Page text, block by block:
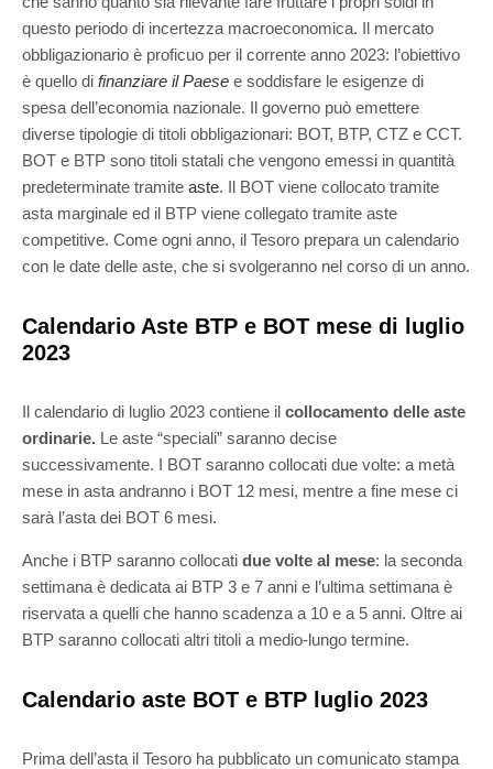
questo periodo di incertezza macroeconomica. Il mercato
obbligazionario è proficuo per il corrente anno 2023: l’obiettivo
è quello di finanziare il Paese e soddisfare le esigenze di
spesa dell’economia nazionale. Il governo può emettere
diverse tipologie di titoli obbligazionari: BOT, BTP, CTZ e CCT.
BOT e BTP sono titoli statali che vengono emessi in quantità
predeterminate tramite aste. Il BOT viene collocato tramite
asta marginale ed il BTP viene collegato tramite aste
competitive. Come ogni anno, il Tesoro prepara un calendario
con le date delle aste, che si svolgeranno nel corso di un anno.
Calendario Aste BTP e BOT mese di luglio
2023
Il calendario di luglio 2023 contiene il collocamento delle aste
ordinarie. Le aste “speciali” saranno decise
successivamente. I BOT saranno collocati due volte: a metà
mese in asta andranno i BOT 12 mesi, mentre a fine mese ci
sarà l’asta dei BOT 6 mesi.
Anche i BTP saranno collocati due volte al mese: la seconda
settimana è dedicata ai BTP 3 e 7 anni e l’ultima settimana è
riservata a quelli che hanno scadenza a 10 e a 5 anni. Oltre ai
BTP saranno collocati altri titoli a medio-lungo termine.
Calendario aste BOT e BTP luglio 2023
Prima dell’asta il Tesoro ha pubblicato un comunicato stampa